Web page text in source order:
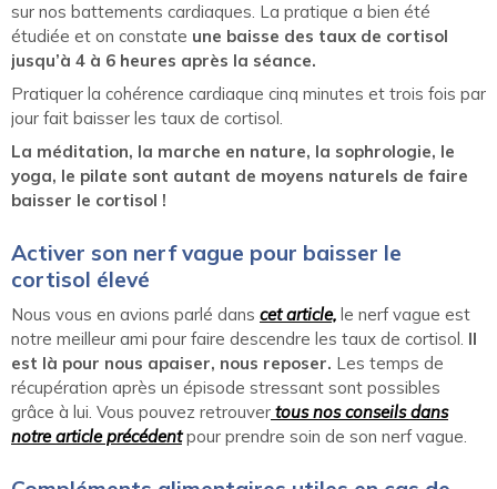
sur nos battements cardiaques. La pratique a bien été
étudiée et on constate une baisse des taux de cortisol
jusqu’à 4 à 6 heures après la séance.
Pratiquer la cohérence cardiaque cinq minutes et trois fois par
jour fait baisser les taux de cortisol.
La méditation, la marche en nature, la sophrologie, le
yoga, le pilate sont autant de moyens naturels de faire
baisser le cortisol !
Activer son nerf vague pour baisser le
cortisol élevé
Nous vous en avions parlé dans cet article, le nerf vague est
notre meilleur ami pour faire descendre les taux de cortisol. Il
est là pour nous apaiser, nous reposer. Les temps de
récupération après un épisode stressant sont possibles
grâce à lui. Vous pouvez retrouver tous nos conseils dans
notre article précédentpour prendre soin de son nerf vague.